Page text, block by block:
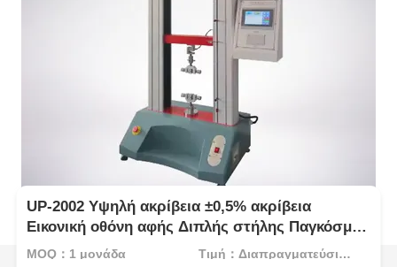
UP-2002 Υψηλή ακρίβεια ±0,5% ακρίβεια
Εικονική οθόνη αφής Διπλής στήλης Παγκόσμια
μηχανή δοκιμών για δοκιμές αντοχής στη
MOQ：1 μονάδα Τιμή：Διαπραγματεύσιμος